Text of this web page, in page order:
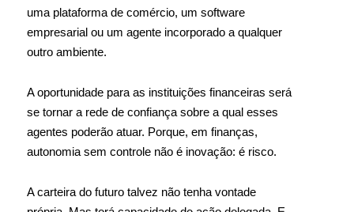
uma plataforma de comércio, um software
empresarial ou um agente incorporado a qualquer
outro ambiente.
A oportunidade para as instituições financeiras será
se tornar a rede de confiança sobre a qual esses
agentes poderão atuar. Porque, em finanças,
autonomia sem controle não é inovação: é risco.
A carteira do futuro talvez não tenha vontade